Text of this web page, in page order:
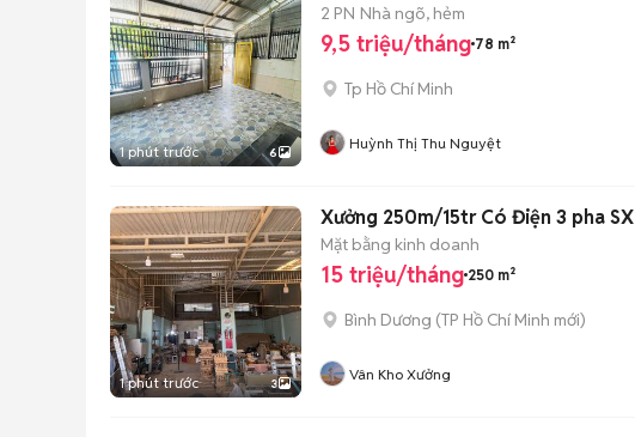
1 phút trước 6
2 PN Nhà ngõ, hẻm
9,5 triệu/tháng 78 m²
Tp Hồ Chí Minh
Huỳnh Thị Thu Nguyệt
1 phút trước 3
Xưởng 250m/15tr Có Điện 3 pha SX
Mặt bằng kinh doanh
15 triệu/tháng 250 m²
Bình Dương (TP Hồ Chí Minh mới)
Vân Kho Xưởng